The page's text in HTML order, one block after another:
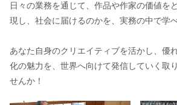
日々の業務を通じて、作品や作家の価値を
現し、社会に届けるのかを、実務の中で学
あなた自身のクリエイティブを活かし、優
化の魅力を、世界へ向けて発信していく取
せんか！